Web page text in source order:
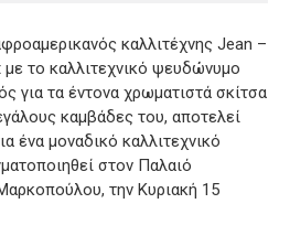
καλλιτέχνης Jean –
το καλλιτεχνικό ψευδώνυμο
για τα έντονα χρωματιστά σκίτσα
καμβάδες του, αποτελεί
ένα μοναδικό καλλιτεχνικό
στον Παλαιό
την Κυριακή 15